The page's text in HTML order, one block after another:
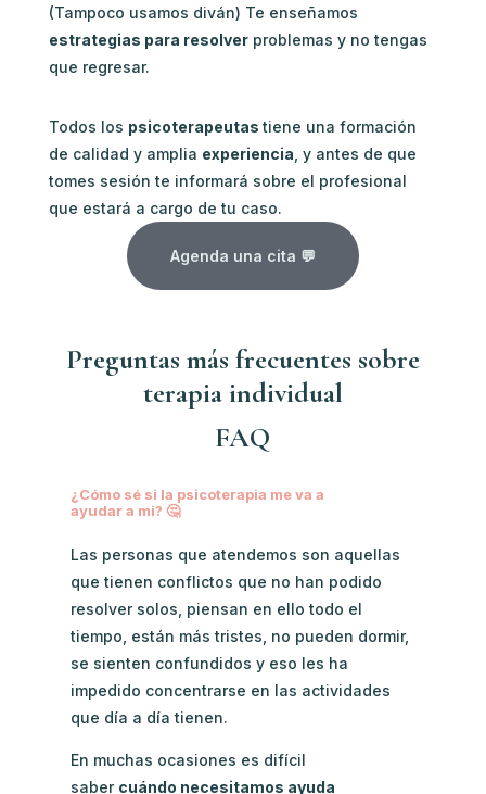
(Tampoco usamos diván) Te enseñamos
estrategias para resolverproblemas y no tengas
que regresar.
Todos los psicoterapeutastiene una formación
de calidad y amplia experiencia , y antes de que
tomes sesión te informará sobre el profesional
que estará a cargo de tu caso.
Agenda una cita 💬
Preguntas más frecuentes sobre
terapia individual
FAQ
¿Cómo sé si la psicoterapia me va a
ayudar a mi? 🤔
Las personas que atendemos son aquellas
que tienen conflictos que no han podido
resolver solos, piensan en ello todo el
tiempo, están más tristes, no pueden dormir,
se sienten confundidos y eso les ha
impedido concentrarse en las actividades
que día a día tienen.
En muchas ocasiones es difícil
saber cuándo necesitamos ayuda